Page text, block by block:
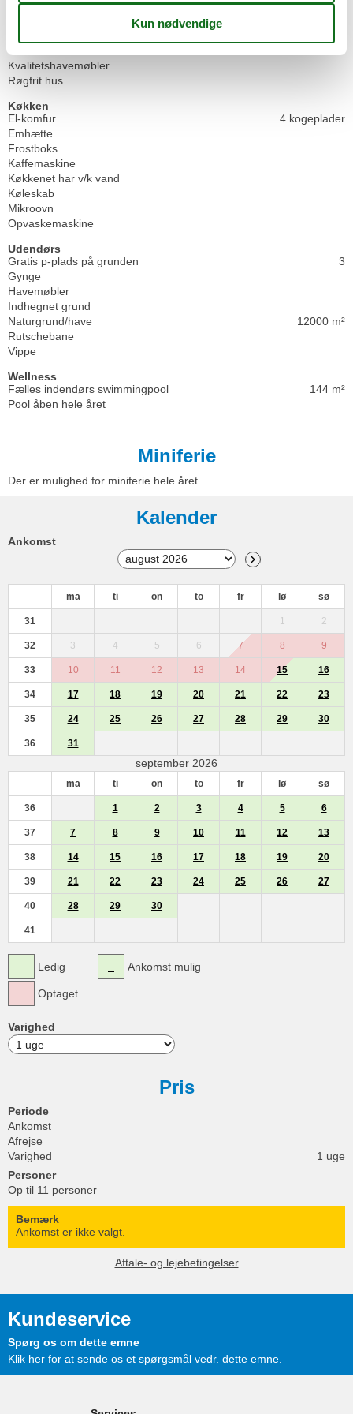
Kvalitetshavemøbler
Røgfrit hus
Køkken
El-komfur
4 kogeplader
Emhætte
Frostboks
Kaffemaskine
Køkkenet har v/k vand
Køleskab
Mikroovn
Opvaskemaskine
Udendørs
Gratis p-plads på grunden
3
Gynge
Havemøbler
Indhegnet grund
Naturgrund/have
12000 m²
Rutschebane
Vippe
Wellness
Fælles indendørs swimmingpool
144 m²
Pool åben hele året
Miniferie
Der er mulighed for miniferie hele året.
Kalender
Ankomst
ma ti on to fr lø sø
31 1 2
32 3 4 5 6 7 8 9
33 10 11 12 13 14 15 16
34 17 18 19 20 21 22 23
35 24 25 26 27 28 29 30
36 31
september 2026
ma ti on to fr lø sø
36 1 2 3 4 5 6
37 7 8 9 10 11 12 13
38 14 15 16 17 18 19 20
39 21 22 23 24 25 26 27
40 28 29 30
41
Ledig
Optaget
Ankomst mulig
Varighed
Pris
Periode
Ankomst
Afrejse
Varighed
1 uge
Personer
Op til 11 personer
Bemærk
Ankomst er ikke valgt.
Aftale- og lejebetingelser
Kundeservice
Spørg os om dette emne
Klik her for at sende os et spørgsmål vedr. dette emne.